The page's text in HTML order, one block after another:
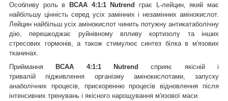
Особливу роль в
BCAA 4:1:1 Nutrend грає L-лейцин, який має
найбільшу цінність серед усіх замінних і незамінних амінокислот.
Лейцин найбільш усіх амінокислот чинить потужну антикатаболічну
дію, перешкоджає руйнівному впливу кортизолу та інших
стресових гормонів, а також стимулює синтез білка в м'язових
тканинах.
Приймання
BCAA 4:1:1 Nutrendсприяє якісній і
тривалій підживлення організму амінокислотами, запуску
анаболічних процесів, прискоренню процесів відновлення після
інтенсивних тренувань і якісного нарощування м'язової маси.